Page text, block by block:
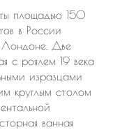
площадью 150
в России
Две
с роялем 19 века
изразцами
круглым столом
ванная